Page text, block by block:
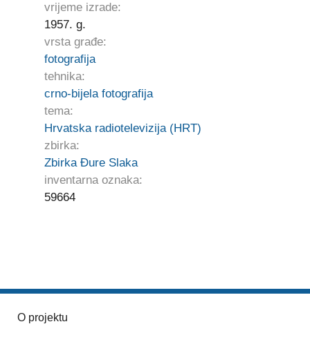
vrijeme izrade:
1957. g.
vrsta građe:
fotografija
tehnika:
crno-bijela fotografija
tema:
Hrvatska radiotelevizija (HRT)
zbirka:
Zbirka Đure Slaka
inventarna oznaka:
59664
O projektu